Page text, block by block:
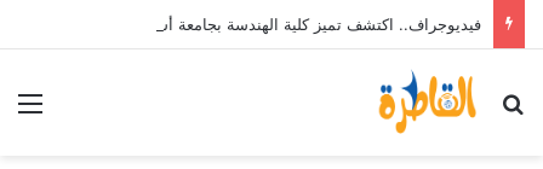
فيديوجراف.. اكتشف تميز كلية الهندسة بجامعة أسيوط
بحث عن